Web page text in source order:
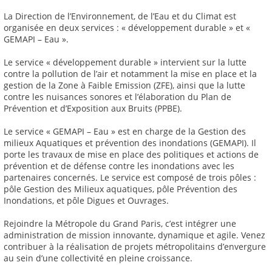
La Direction de l’Environnement, de l’Eau et du Climat est
organisée en deux services : « développement durable » et «
GEMAPI – Eau ».
Le service « développement durable » intervient sur la lutte
contre la pollution de l’air et notamment la mise en place et la
gestion de la Zone à Faible Emission (ZFE), ainsi que la lutte
contre les nuisances sonores et l’élaboration du Plan de
Prévention et d’Exposition aux Bruits (PPBE).
Le service « GEMAPI – Eau » est en charge de la Gestion des
milieux Aquatiques et prévention des inondations (GEMAPI). Il
porte les travaux de mise en place des politiques et actions de
prévention et de défense contre les inondations avec les
partenaires concernés. Le service est composé de trois pôles :
pôle Gestion des Milieux aquatiques, pôle Prévention des
Inondations, et pôle Digues et Ouvrages.
Rejoindre la Métropole du Grand Paris, c’est intégrer une
administration de mission innovante, dynamique et agile. Venez
contribuer à la réalisation de projets métropolitains d’envergure
au sein d’une collectivité en pleine croissance.